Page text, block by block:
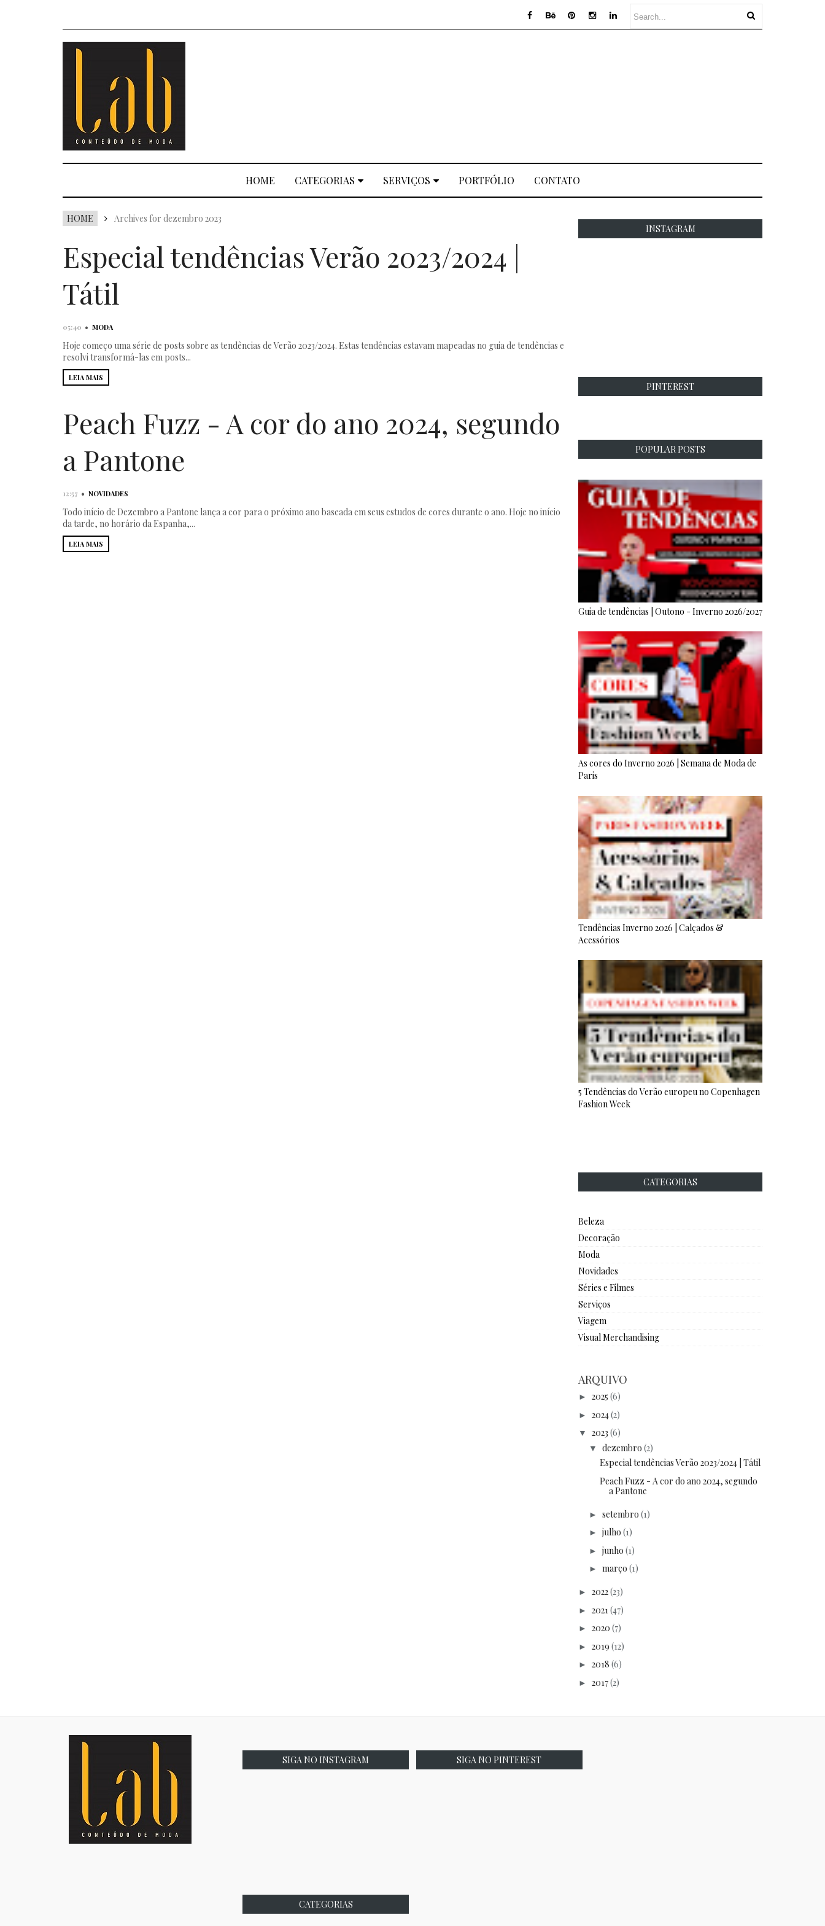
HOME CATEGORIAS SERVIÇOS PORTFÓLIO CONTATO
HOME Archives for dezembro 2023
Especial tendências Verão 2023/2024 |
Tátil
05:40 • MODA
Hoje começo uma série de posts sobre as tendências de Verão 2023/2024. Estas tendências estavam mapeadas no guia de tendências e
resolvi transformá-las em posts...
LEIA MAIS
Peach Fuzz - A cor do ano 2024, segundo
a Pantone
12:57 • NOVIDADES
Todo início de Dezembro a Pantone lança a cor para o próximo ano baseada em seus estudos de cores durante o ano. Hoje no início
da tarde, no horário da Espanha,...
LEIA MAIS
INSTAGRAM
PINTEREST
POPULAR POSTS
Guia de tendências | Outono - Inverno 2026/2027
As cores do Inverno 2026 | Semana de Moda de
Paris
Tendências Inverno 2026 | Calçados &
Acessórios
5 Tendências do Verão europeu no Copenhagen
Fashion Week
CATEGORIAS
Beleza
Decoração
Moda
Novidades
Séries e Filmes
Serviços
Viagem
Visual Merchandising
ARQUIVO
► 2025 (6)
► 2024(2)
▼ 2023 (6)
▼ dezembro (2)
Especial tendências Verão 2023/2024 | Tátil
Peach Fuzz - A cor do ano 2024, segundo
a Pantone
► setembro (1)
► julho (1)
► junho (1)
► março (1)
► 2022(23)
► 2021 (47)
► 2020 (7)
► 2019 (12)
► 2018 (6)
► 2017(2)
SIGA NO INSTAGRAM
CATEGORIAS
SIGA NO PINTEREST